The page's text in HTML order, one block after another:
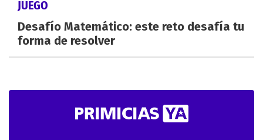
JUEGO
Desafío Matemático: este reto desafía tu
forma de resolver